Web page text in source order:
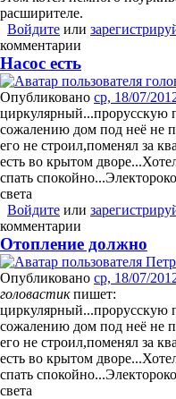
расширителе.
Войдите или
комментарии
Насос есть
Опубликовано ср, 18/07/
циркулярный...прорусскую
сожалению дом под неё не
его не строил,поменял за
есть во крытом
спать
света
Войдите или
комментарии
Отопление должно
Опубликовано ср, 18/07/
головастикпишет:
циркулярный...прорусскую
сожалению дом под неё не
его не строил,поменял за
есть во крытом
спать
света